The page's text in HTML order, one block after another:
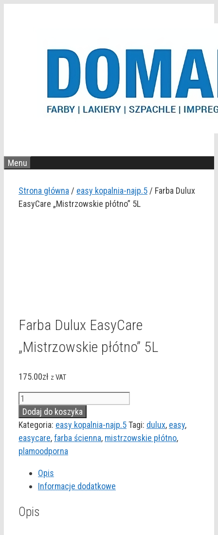
Menu
Strona główna / easy kopalnia-najp.5 / Farba Dulux
EasyCare „Mistrzowskie płótno” 5L
Farba Dulux EasyCare
„Mistrzowskie płótno” 5L
175.00zł z VAT
ilość
Farba
Dulux
EasyCare
"Mistrzowskie
Dodaj do koszyka
Kategoria: easy kopalnia-najp.5Tagi: dulux, easy,
easycare,farba ścienna, mistrzowskie płótno,
plamoodporna
Opis
Informacje dodatkowe
Opis